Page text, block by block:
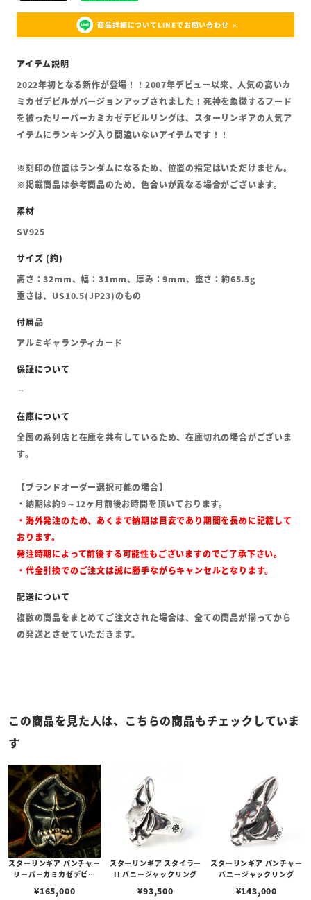
商品詳細についてLINEでお問い合わせ
2022年初となる新作が登場！！2007年デビュー以来、人気の高いカ
ミカゼデビルがバージョンアップされました！死神を象徴するフード
を被ったリーパーカミカゼデビルリングは、スターリンギアの人気ア
イテムにランキング入り間違いないアイテムです！！
※刻印の位置はランダムになるため、位置の指定はいただけません。
※掲載商品は参考商品のため、色合いが異なる場合がございます。
SV925
高さ：32mm、幅：31mm、厚み：9mm、重さ：約65.5g
重さは、US10.5(JP23)のもの
アルミギャランティカード
全国の系列店と在庫を共有しているため、在庫切れの場合がございま
す。
【ブランドオーダー選択可能の場合】
・納期は約9～12ヶ月前後お時間を頂いております。
・海外発注のため、あくまで納期は目安であり期間を長めに記載して
おります。
発注時期によって前後する可能性もございますのでご了承下さい。
・代金引換でのご注文は誠に勝手ながらキャンセルとなります。
複数の商品をまとめてご注文された場合は、全ての商品が揃ってから
の発送とさせていただきます。
この商品を見た人は、こちらの商品もチェックしていま
す
スターリンギア パンチャー
リーパーカミカゼデビル
¥165,000
スターリンギア スタイラー
II バニージャックリング
¥93,500
スターリンギア パンチャー
バニージャックリング
¥143,000